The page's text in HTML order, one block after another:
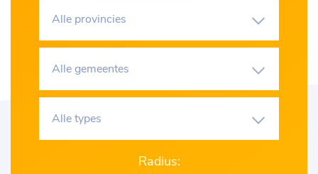
Alle provincies
Alle gemeentes
Alle types
Radius: